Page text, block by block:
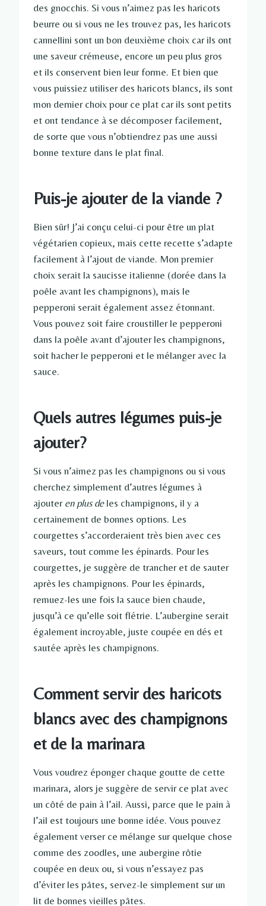
des gnocchis. Si vous n’aimez pas les haricots
beurre ou si vous ne les trouvez pas, les haricots
cannellini sont un bon deuxième choix car ils ont
une saveur crémeuse, encore un peu plus gros
et ils conservent bien leur forme. Et bien que
vous puissiez utiliser des haricots blancs, ils sont
mon dernier choix pour ce plat car ils sont petits
et ont tendance à se décomposer facilement,
de sorte que vous n’obtiendrez pas une aussi
bonne texture dans le plat final.
Puis-je ajouter de la viande ?
Bien sûr! J’ai conçu celui-ci pour être un plat
végétarien copieux, mais cette recette s’adapte
facilement à l’ajout de viande. Mon premier
choix serait la saucisse italienne (dorée dans la
poêle avant les champignons), mais le
pepperoni serait également assez étonnant.
Vous pouvez soit faire croustiller le pepperoni
dans la poêle avant d’ajouter les champignons,
soit hacher le pepperoni et le mélanger avec la
sauce.
Quels autres légumes puis-je
ajouter?
Si vous n’aimez pas les champignons ou si vous
cherchez simplement d’autres légumes à
ajouter en plus deles champignons, il y a
certainement de bonnes options. Les
courgettes s’accorderaient très bien avec ces
saveurs, tout comme les épinards. Pour les
courgettes, je suggère de trancher et de sauter
après les champignons. Pour les épinards,
remuez-les une fois la sauce bien chaude,
jusqu’à ce qu’elle soit flétrie. L’aubergine serait
également incroyable, juste coupée en dés et
sautée après les champignons.
Comment servir des haricots
blancs avec des champignons
et de la marinara
Vous voudrez éponger chaque goutte de cette
marinara, alors je suggère de servir ce plat avec
un côté de pain à l’ail. Aussi, parce que le pain à
l’ail est toujours une bonne idée. Vous pouvez
également verser ce mélange sur quelque chose
comme des zoodles, une aubergine rôtie
coupée en deux ou, si vous n’essayez pas
d’éviter les pâtes, servez-le simplement sur un
lit de bonnes vieilles pâtes.